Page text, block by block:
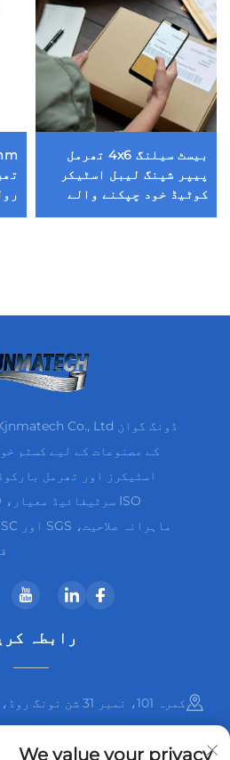
بیسٹ سیلنگ 4x6 تھرمل
پیپر شپنگ لیبل اسٹیکر
کوٹیڈ خود چپکنے والے
پارسل شپنگ لیبل
کے مصنوعات کے لیے کسٹم
اسٹیکرز اور تھرمل
رابطہ
کمرہ 101، نمبر 31
گوان شہر، گوانگ ڈونگ صوبہ،
We value your privacy